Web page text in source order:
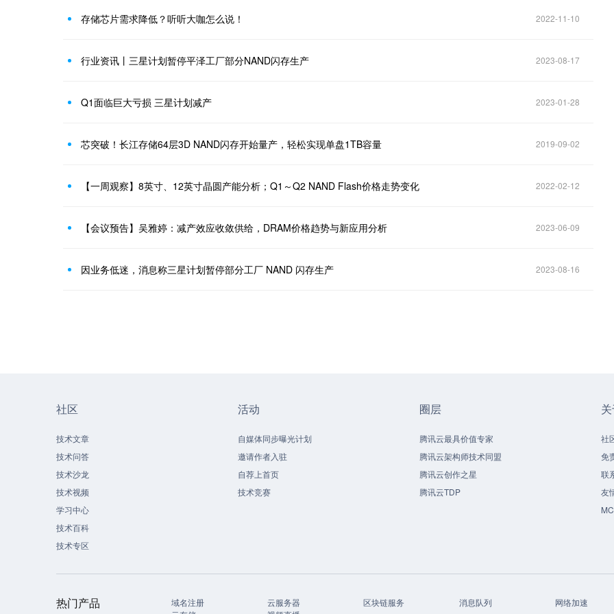
存储芯片需求降低？听听大咖怎么说！ 2022-11-10
行业资讯丨三星计划暂停平泽工厂部分NAND闪存生产 2023-08-17
Q1面临巨大亏损 三星计划减产 2023-01-28
芯突破！长江存储64层3D NAND闪存开始量产，轻松实现单盘1TB容量 2019-09-02
【一周观察】8英寸、12英寸晶圆产能分析；Q1～Q2 NAND Flash价格走势变化 2022-02-12
【会议预告】吴雅婷：减产效应收敛供给，DRAM价格趋势与新应用分析 2023-06-09
因业务低迷，消息称三星计划暂停部分工厂 NAND 闪存生产 2023-08-16
社区
技术文章
技术问答
技术沙龙
技术视频
学习中心
技术百科
技术专区
活动
自媒体同步曝光计划
邀请作者入驻
自荐上首页
技术竞赛
圈层
腾讯云最具价值专家
腾讯云架构师技术同盟
腾讯云创作之星
腾讯云TDP
社
免
联
友
热门产品 域名注册 云服务器 区块链服务 消息队列
网络加速